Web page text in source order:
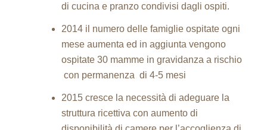
di cucina e pranzo condivisi dagli ospiti.
2014 il numero delle famiglie ospitate ogni
mese aumenta ed in aggiunta vengono
ospitate 30 mamme in gravidanza a rischio
con permanenza di 4-5 mesi
2015 cresce la necessità di adeguare la
struttura ricettiva con aumento di